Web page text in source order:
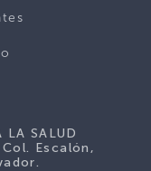
LA SALUD
Escalón,